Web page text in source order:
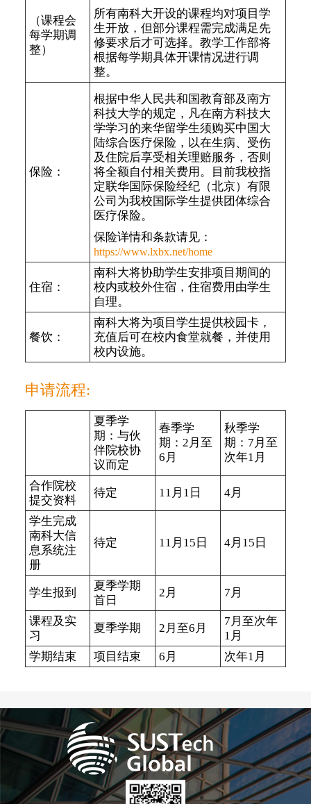
（课程会
每学期调
整）
所有南科大开设的课程均对项目学
生开放，但部分课程需完成满足先
修要求后才可选择。教学工作部将
根据每学期具体开课情况进行调
整。
保险：
根据中华人民共和国教育部及南方
科技大学的规定，凡在南方科技大
学学习的来华留学生须购买中国大
陆综合医疗保险，以在生病、受伤
及住院后享受相关理赔服务，否则
将全额自付相关费用。目前我校指
定联华国际保险经纪（北京）有限
公司为我校国际学生提供团体综合
医疗保险。
保险详情和条款请见：
https://www.lxbx.net/home
住宿：
南科大将协助学生安排项目期间的
校内或校外住宿，住宿费用由学生
自理。
餐饮：
南科大将为项目学生提供校园卡，
充值后可在校内食堂就餐，并使用
校内设施。
申请流程:
夏季学
期：与伙
伴院校协
议而定
春季学
期：2月至
6月
秋季学
期：7月至
次年1月
合作院校
提交资料
待定 11月1日 4月
学生完成
南科大信
息系统注
册
待定 11月15日 4月15日
学生报到
夏季学期
首日
2月 7月
课程及实
习
夏季学期 2月至6月
7月至次年
1月
学期结束
项目结束 6月 次年1月